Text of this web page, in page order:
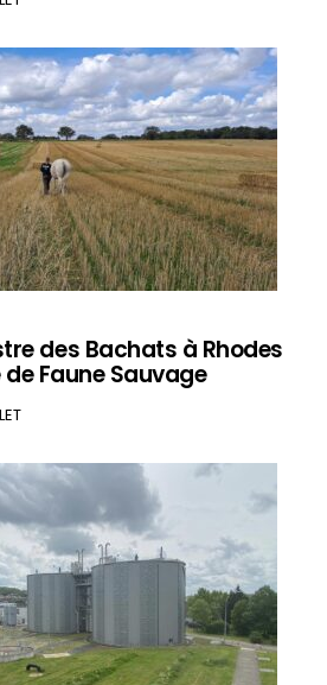
des Bachats à Rhodes
Faune Sauvage